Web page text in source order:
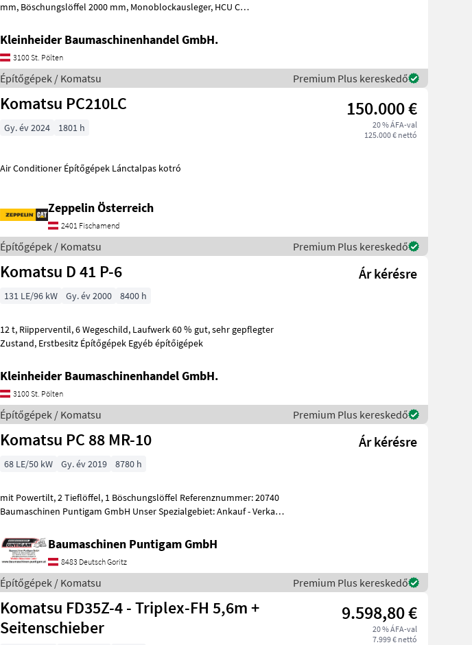
mm, Böschungslöffel 2000 mm, Monoblockausleger, HCU C
Kleinheider Baumaschinenhandel GmbH.
3100 St. Pölten
Építőgépek / Komatsu Premium Plus kereskedő
Komatsu PC210LC 150.000 €
20 % ÁFA-val
125.000 € nettó
Gy. év 2024 1801 h
Air Conditioner Építőgépek Lánctalpas kotró
Zeppelin Österreich
2401 Fischamend
Építőgépek / Komatsu Premium Plus kereskedő
Komatsu D 41 P-6 Ár kérésre
131 LE/96 kW Gy. év 2000 8400 h
12 t, Riipperventil, 6 Wegeschild, Laufwerk 60 % gut, sehr gepflegter
Zustand, Erstbesitz Építőgépek Egyéb építőigépek
Kleinheider Baumaschinenhandel GmbH.
3100 St. Pölten
Építőgépek / Komatsu Premium Plus kereskedő
Komatsu PC 88 MR-10 Ár kérésre
68 LE/50 kW Gy. év 2019 8780 h
mit Powertilt, 2 Tieflöffel, 1 Böschungslöffel Referenznummer: 20740
Baumaschinen Puntigam GmbH Unser Spezialgebiet: Ankauf - Verkauf
Baumaschinen Puntigam GmbH
8483 Deutsch Goritz
Építőgépek / Komatsu Premium Plus kereskedő
Komatsu FD35Z-4 - Triplex-FH 5,6m +
Seitenschieber
9.598,80 €
20 % ÁFA-val
7.999 € nettó